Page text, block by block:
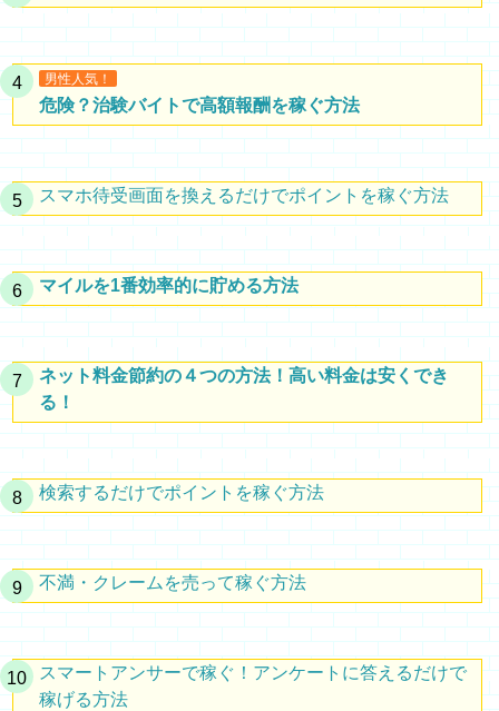
男性人気！
危険？治験バイトで高額報酬を稼ぐ方法
スマホ待受画面を換えるだけでポイントを稼ぐ方法
マイルを1番効率的に貯める方法
ネット料金節約の４つの方法！高い料金は安くでき
る！
検索するだけでポイントを稼ぐ方法
不満・クレームを売って稼ぐ方法
スマートアンサーで稼ぐ！アンケートに答えるだけで
稼げる方法